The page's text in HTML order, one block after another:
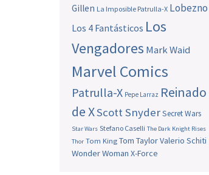
Gillen La Imposible Patrulla-X Lobezno
Los 4 Fantásticos Los
Vengadores Mark Waid
Marvel Comics
Patrulla-X Pepe Larraz Reinado
de XScott SnyderSecret Wars
Star Wars Stefano Caselli The Dark Knight Rises
Thor Tom King Tom TaylorValerio Schiti
Wonder Woman X-Force